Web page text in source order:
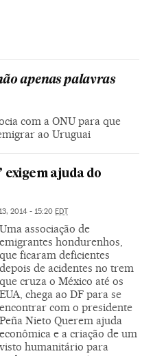
apenas palavras
com a ONU para que
ao Uruguai
exigem ajuda do
2014 - 15:20 EDT
Uma associação de
emigrantes hondurenhos,
que ficaram deficientes
depois de acidentes no trem
que cruza o México até os
EUA, chega ao DF para se
encontrar com o presidente
Peña Nieto Querem ajuda
econômica e a criação de um
visto humanitário para